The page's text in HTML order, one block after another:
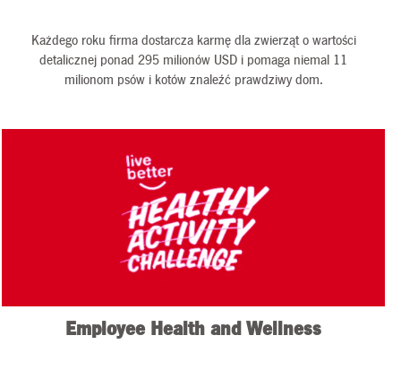
Każdego roku firma dostarcza karmę dla zwierząt o wartości
detalicznej ponad 295 milionów USD i pomaga niemal 11
milionom psów i kotów znaleźć prawdziwy dom.
Employee Health and Wellness